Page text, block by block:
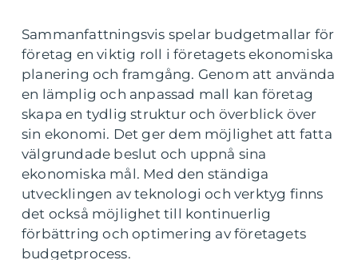
Sammanfattningsvis spelar budgetmallar för
företag en viktig roll i företagets ekonomiska
planering och framgång. Genom att använda
en lämplig och anpassad mall kan företag
skapa en tydlig struktur och överblick över
sin ekonomi. Det ger dem möjlighet att fatta
välgrundade beslut och uppnå sina
ekonomiska mål. Med den ständiga
utvecklingen av teknologi och verktyg finns
det också möjlighet till kontinuerlig
förbättring och optimering av företagets
budgetprocess.